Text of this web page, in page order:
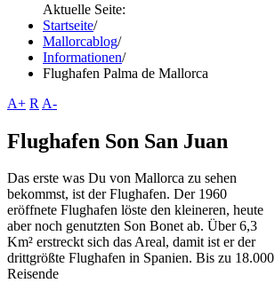
Aktuelle Seite:
Startseite/
Mallorcablog/
Informationen/
Flughafen Palma de Mallorca
A+ R A-
Flughafen Son San Juan
Das erste was Du von Mallorca zu sehen
bekommst, ist der Flughafen. Der 1960
eröffnete Flughafen löste den kleineren, heute
aber noch genutzten Son Bonet ab. Über 6,3
Km² erstreckt sich das Areal, damit ist er der
drittgrößte Flughafen in Spanien. Bis zu 18.000
Reisende